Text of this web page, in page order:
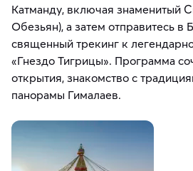
Катманду, включая знаменитый
Обезьян), а затем отправитесь в
священный трекинг к
«Гнездо Тигрицы». Программа
открытия, знакомство с
панорамы Гималаев.